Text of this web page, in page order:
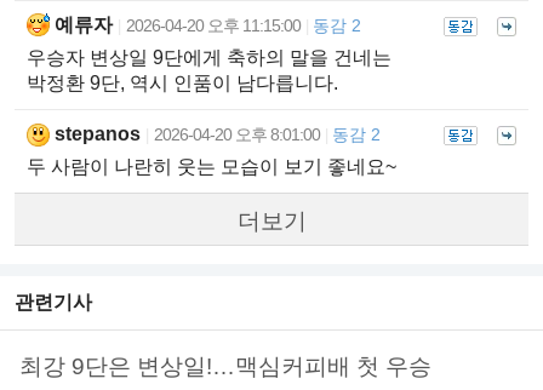
예류자 2026-04-20 오후 11:15:00 동감 2
우승자 변상일 9단에게 축하의 말을 건네는
박정환 9단, 역시 인품이 남다릅니다.
stepanos 2026-04-20 오후 8:01:00 동감 2
두 사람이 나란히 웃는 모습이 보기 좋네요~
더보기
관련기사
최강 9단은 변상일!…맥심커피배 첫 우승